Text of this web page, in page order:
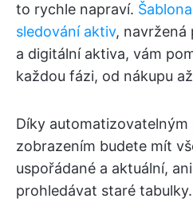
to rychle napraví.
sledování aktiv, navržená
a digitální aktiva, vám
každou fázi, od nákupu
Díky automatizovatelným
zobrazením budete mít
uspořádané a aktuální,
prohledávat staré tabulky.